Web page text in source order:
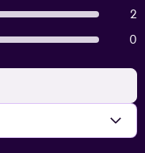
2
0